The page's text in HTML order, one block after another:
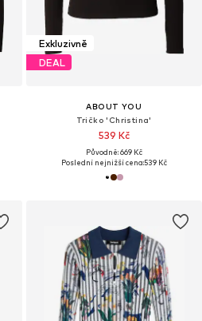
Exkluzivně
DEAL
ABOUT YOU
Tričko 'Christina'
539 Kč
Původně: 669 Kč
Poslední nejnižší cena:539 Kč